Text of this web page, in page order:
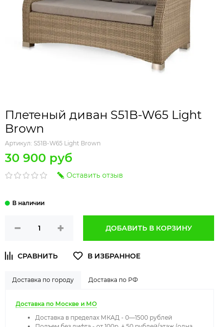
Плетеный диван S51B-W65 Light
Brown
Артикул: S51B-W65 Light Brown
30 900 руб
Оставить отзыв
ДОБАВИТЬ В КОРЗИНУ
Доставка по городу Доставка по РФ
Доставка по Москве и МО
Доставка в пределах МКАД - 0—1500 рублей